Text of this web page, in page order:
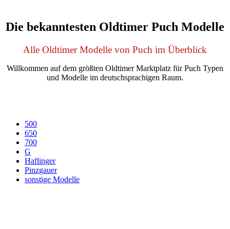
Die bekanntesten Oldtimer Puch Modelle
Alle Oldtimer Modelle von Puch im Überblick
Willkommen auf dem größten Oldtimer Marktplatz für Puch Typen
und Modelle im deutschsprachigen Raum.
500
650
700
G
Haflinger
Pinzgauer
sonstige Modelle